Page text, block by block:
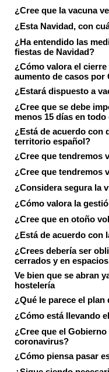
¿Cree que la vacuna
¿Esta Navidad, con
¿Ha entendido las
fiestas de Navidad?
¿Cómo valora el
aumento de casos por
¿Estará dispuesto a
¿Cree que se debe
menos 15 días en todo
¿Está de acuerdo con
territorio español?
¿Cree que tendremos
¿Cree que tendremos
¿Considera segura la
¿Cómo valora la
¿Cree que en otoño
¿Está de acuerdo con
¿Crees debería ser
cerrados y en
Ve bien que se abran
hostelería
¿Qué le parece el
¿Cómo está llevando
¿Cree que el
coronavirus?
¿Cómo piensa pasar